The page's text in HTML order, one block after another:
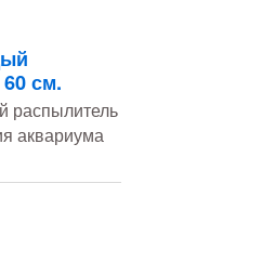
см.
распылитель
аквариума